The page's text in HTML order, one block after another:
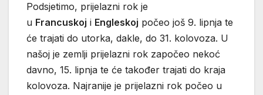
Podsjetimo, prijelazni rok je
u Francuskoj i Engleskoj počeo još 9. lipnja te
će trajati do utorka, dakle, do 31. kolovoza. U
našoj je zemlji prijelazni rok započeo nekoć
davno, 15. lipnja te će također trajati do kraja
kolovoza. Najranije je prijelazni rok počeo u